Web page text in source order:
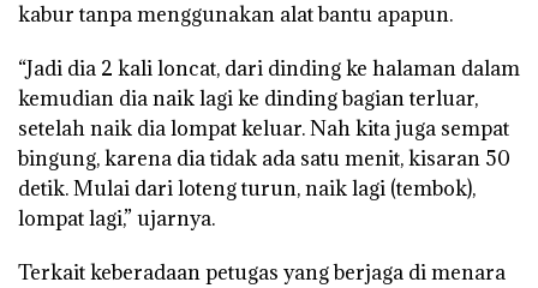
kabur tanpa menggunakan alat bantu apapun.
“Jadi dia 2 kali loncat, dari dinding ke halaman dalam
kemudian dia naik lagi ke dinding bagian terluar,
setelah naik dia lompat keluar. Nah kita juga sempat
bingung, karena dia tidak ada satu menit, kisaran 50
detik. Mulai dari loteng turun, naik lagi (tembok),
lompat lagi,” ujarnya.
Terkait keberadaan petugas yang berjaga di menara